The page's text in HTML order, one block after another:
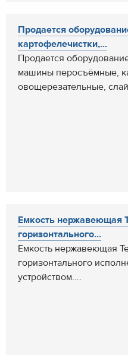
Продается
картофелечистки,...
Продается
машины перосъёмные,
овощерезательные,
Емкость нержавеющая
горизонтального...
Емкость нержавеющая
горизонтального
устройством....